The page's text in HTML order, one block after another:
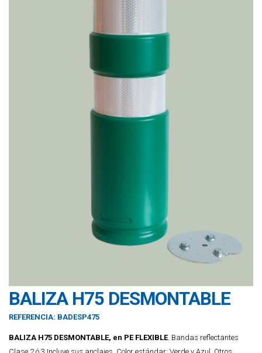
BALIZA H75 DESMONTABLE
REFERENCIA: BADESP475
BALIZA H75 DESMONTABLE, en PE FLEXIBLE. Bandas reflectantes